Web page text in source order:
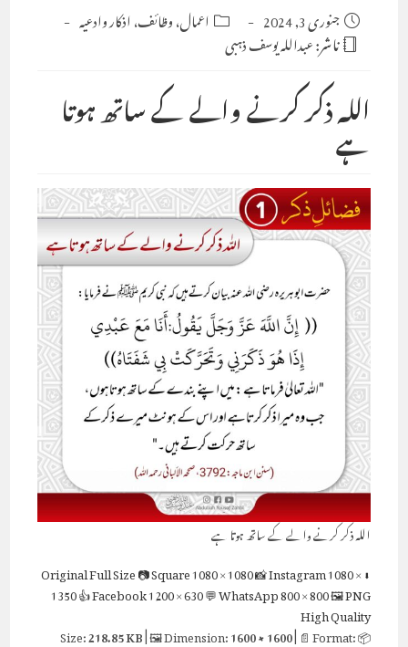
Post
published:
جنوری 3, 2024 Post
category:
اعمال، وظائف، اذکار وادعیہ
ناشر:عبداللہ یوسف ذہبی
اللہ ذکر کرنے والے کے ساتھ ہوتا
ہے
اللہ ذکر کرنے والے کے ساتھ ہوتا ہے
⬇ Original
Full Size📷 Square1080 × 1080📸 Instagram1080 ×
1350👍 Facebook1200 × 630💬 WhatsApp800 × 800🖼 PNG
High Quality
📦 Size:
218.85 KB| 🖼 Dimension:1600 × 1600| 📄 Format: